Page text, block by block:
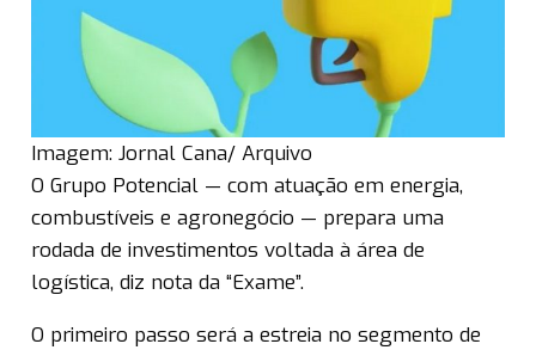
Imagem: Jornal Cana/ Arquivo
O Grupo Potencial — com atuação em energia,
combustíveis e agronegócio — prepara uma
rodada de investimentos voltada à área de
logística, diz nota da “Exame”.
O primeiro passo será a estreia no segmento de